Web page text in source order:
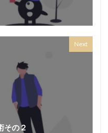
Next
その２